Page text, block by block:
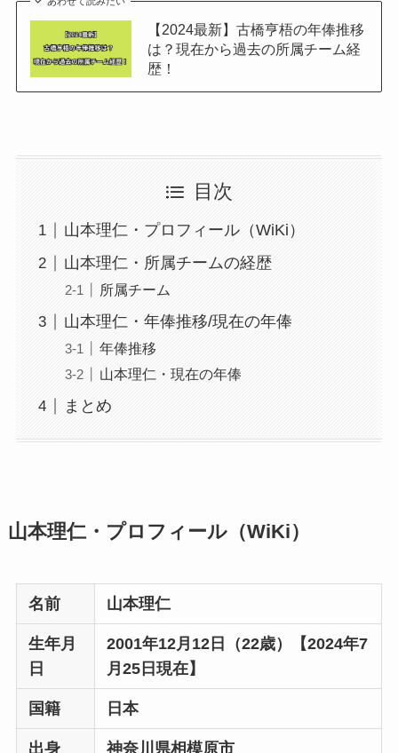
【2024最新】古橋亨梧の年俸推移
は？現在から過去の所属チーム経
歴！
目次
山本理仁・プロフィール（WiKi）
山本理仁・所属チームの経歴
所属チーム
山本理仁・年俸推移/現在の年俸
年俸推移
山本理仁・現在の年俸
まとめ
山本理仁・プロフィール（WiKi）
名前 山本理仁
生年月
日
2001年12月12日（22歳）【2024年7
月25日現在】
国籍 日本
出身 神奈川県相模原市